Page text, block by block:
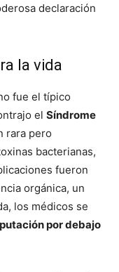
declaración
la vida
fue el típico
el Síndrome
rara pero
bacterianas,
fueron
orgánica, un
los médicos se
por debajo